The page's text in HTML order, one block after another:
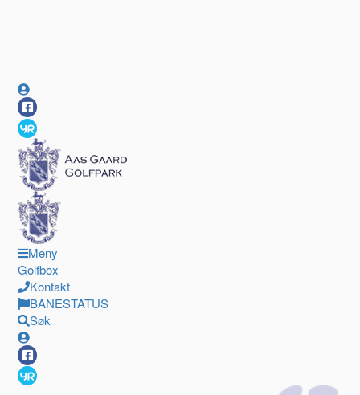
Meny
Golfbox
Kontakt
BANESTATUS
Søk